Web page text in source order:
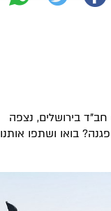
בירושלים, נצפה
בואו ושתפו אותנו